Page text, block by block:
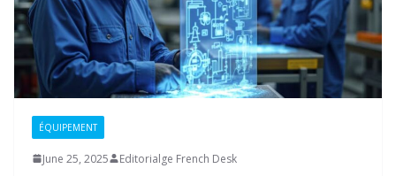
ÉQUIPEMENT
June 25, 2025 Editorialge French Desk